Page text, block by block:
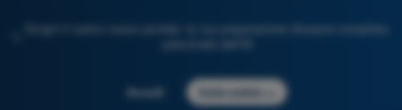
Scopri il nostro nuovo portale: la tua preparazione d'esame completa,
Accedi Inizia subito